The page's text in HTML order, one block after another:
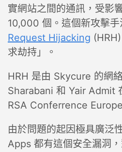
實網站之間的通訊，受影
10,000 個。這個新攻擊手
Request Hijacking
求劫持」。
HRH 是由 Skycure 的網
Sharabani 和 Yair Admit
RSA Conferrence
由於問題的起因極具廣泛
Apps 都有這個安全漏洞